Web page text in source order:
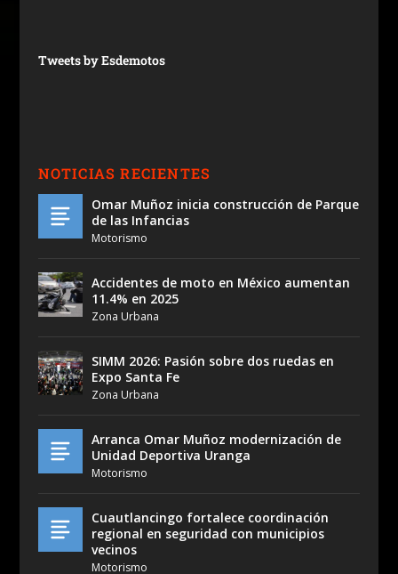
Tweets by Esdemotos
NOTICIAS RECIENTES
Omar Muñoz inicia construcción de Parque
de las Infancias
Motorismo
Accidentes de moto en México aumentan
11.4% en 2025
Zona Urbana
SIMM 2026: Pasión sobre dos ruedas en
Expo Santa Fe
Zona Urbana
Arranca Omar Muñoz modernización de
Unidad Deportiva Uranga
Motorismo
Cuautlancingo fortalece coordinación
regional en seguridad con municipios
vecinos
Motorismo